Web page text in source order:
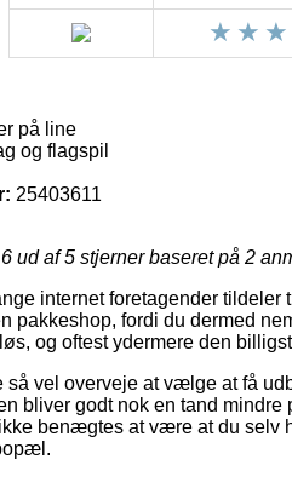
på line
og flagspil
25403611
ud af 5 stjerner baseret på 2
internet foretagender
pakkeshop, fordi du dermed
og oftest ydermere den
så vel overveje at vælge at få
bliver godt nok en tand
benægtes at være at du selv